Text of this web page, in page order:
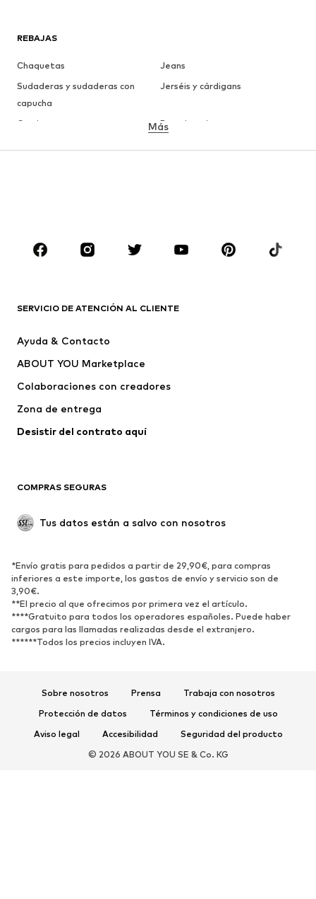
REBAJAS
Chaquetas
Jeans
Sudaderas y sudaderas con
capucha
Jerséis y cárdigans
Camisetas
Ropa interior
ROPA
Camisetas
Jeans
Pantalones
Ropa interior
Jerséis y cárdigans
Trajes y chaquetas
Ropa de baño
Nuevo
Tendencia
Zapatos bajos
Zapatos deportivos
Zapatos abiertos
DEPORTE
Ropa deportiva
Disciplinas deportivas
Complementos deportivos
COMPLEMENTOS
Más
SERVICIO DE ATENCIÓN AL CLIENTE
Ayuda & Contacto
ABOUT YOU Marketplace
Colaboraciones con creadores
Zona de entrega
Desistir del contrato aquí
COMPRAS SEGURAS
Tus datos están a salvo con nosotros
*Envío gratis para pedidos a partir de 29,90€, para compras
inferiores a este importe, los gastos de envío y servicio son de
3,90€.
**El precio al que ofrecimos por primera vez el artículo.
****Gratuito para todos los operadores españoles. Puede haber
cargos para las llamadas realizadas desde el extranjero.
******Todos los precios incluyen IVA.
Sobre nosotros Prensa
Trabaja con nosotros
Protección de datos
Términos y condiciones de uso
Aviso legal
Accesibilidad
Seguridad del producto
© 2026 ABOUT YOU SE & Co. KG